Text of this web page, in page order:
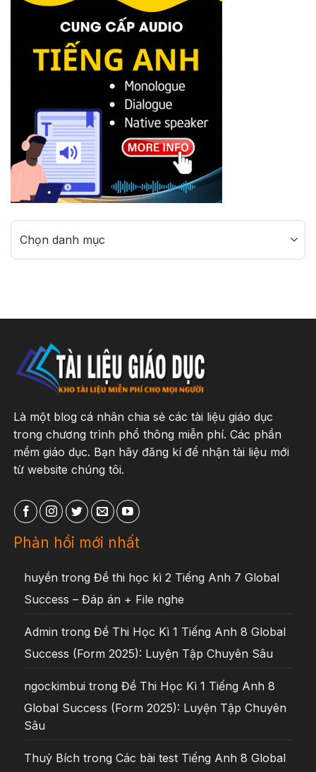
Categories
Là một blog cá nhân chia sẻ các tài liệu giáo dục
trong chương trình phổ thông miễn phí. Các phần
mềm giáo dục. Bạn hãy đăng kí để nhận tài liệu mới
từ website chúng tôi.
Phản hồi mới nhất
huyền trong Đề thi học kì 2 Tiếng Anh 7 Global
Success – Đáp án + File nghe
Admin trong Đề Thi Học Kì 1 Tiếng Anh 8 Global
Success (Form 2025): Luyện Tập Chuyên Sâu
ngockimbui trong Đề Thi Học Kì 1 Tiếng Anh 8
Global Success (Form 2025): Luyện Tập Chuyên
Sâu
Thuỷ Bích trong Các bài test Tiếng Anh 8 Global